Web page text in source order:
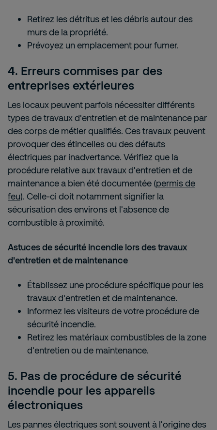
Retirez les détritus et les débris autour des
murs de la propriété.
Prévoyez un emplacement pour fumer.
4. Erreurs commises par des
entreprises extérieures
Les locaux peuvent parfois nécessiter différents
types de travaux d'entretien et de maintenance par
des corps de métier qualifiés. Ces travaux peuvent
provoquer des étincelles ou des défauts
électriques par inadvertance. Vérifiez que la
procédure relative aux travaux d'entretien et de
maintenance a bien été documentée (permis de
feu). Celle-ci doit notamment signifier la
sécurisation des environs et l'absence de
combustible à proximité.
Astuces de sécurité incendie lors des travaux
d'entretien et de maintenance
Établissez une procédure spécifique pour les
travaux d'entretien et de maintenance.
Informez les visiteurs de votre procédure de
sécurité incendie.
Retirez les matériaux combustibles de la zone
d'entretien ou de maintenance.
5. Pas de procédure de sécurité
incendie pour les appareils
électroniques
Les pannes électriques sont souvent à l'origine des